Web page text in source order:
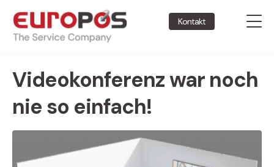
Kontakt
Videokonferenz war noch
nie so einfach!